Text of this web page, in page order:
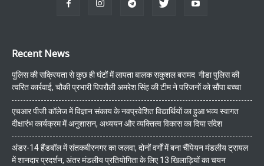
Recent News
पुलिस की सक्रियता से कुछ ही घंटों में लापता बालक सकुशल बरामद गीडा पुलिस की
त्वरित कार्रवाई, चौकी प्रभारी पिपरौली अमरेश सिंह की टीम ने परिजनों को सौंपा बच्चा
एचआर पीजी कॉलेज में विज्ञान संकाय के नवप्रवेशित विद्यार्थियों का हुआ भव्य स्वागत
दीक्षारंभ कार्यक्रम में अनुशासन, अध्ययन और व्यक्तित्व विकास का दिया संदेश
अंडर-14 हैंडबॉल में संतकबीरनगर का जलवा, दोनों वर्गों में बना चैंपियन मंडलीय ट्रायल
में शानदार प्रदर्शन, अंतर मंडलीय प्रतियोगिता के लिए 13 खिलाड़ियों का चयन